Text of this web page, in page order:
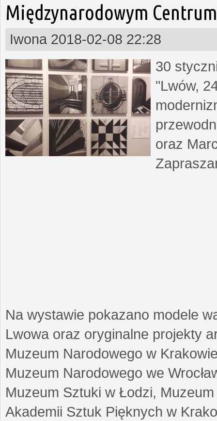
Międzynarodowym
Iwona 2018-02-08 22:28
30
"Lwów,
oraz
Na wystawie pokazano modele
Lwowa oraz oryginalne projekty
Muzeum Narodowego w
Muzeum Narodowego we
Muzeum Sztuki w Łodzi,
Akademii Sztuk Pięknych w